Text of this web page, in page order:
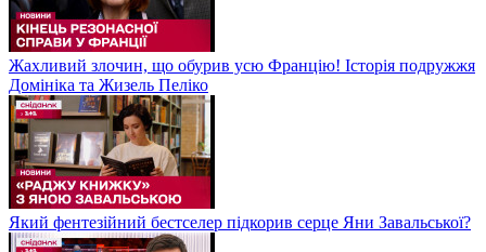
Жахливий злочин, що обурив усю Францію! Історія подружжя
Домініка та Жизель Пеліко
Який фентезійний бестселер підкорив серце Яни Завальської?